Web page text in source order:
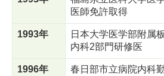
医師免許取得
1993年
日本大学医学部附属
内科2部門研修医
1996年 春日部市立病院内科